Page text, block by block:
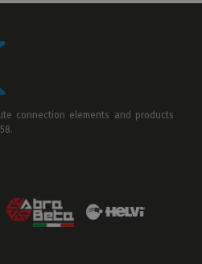
connection elements and products